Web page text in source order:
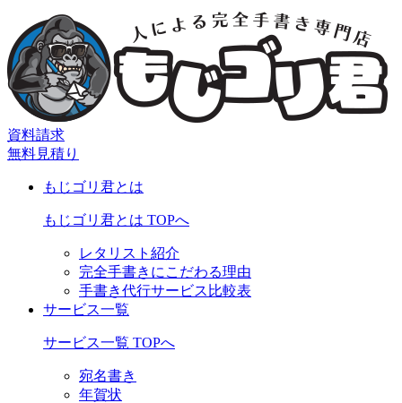
資料請求
無料見積り
もじゴリ君とは
もじゴリ君とは TOPへ
レタリスト紹介
完全手書きにこだわる理由
手書き代行サービス比較表
サービス一覧
サービス一覧 TOPへ
宛名書き
年賀状